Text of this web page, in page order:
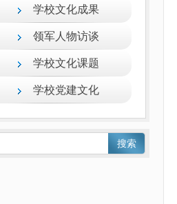
学校文化成果
领军人物访谈
学校文化课题
学校党建文化